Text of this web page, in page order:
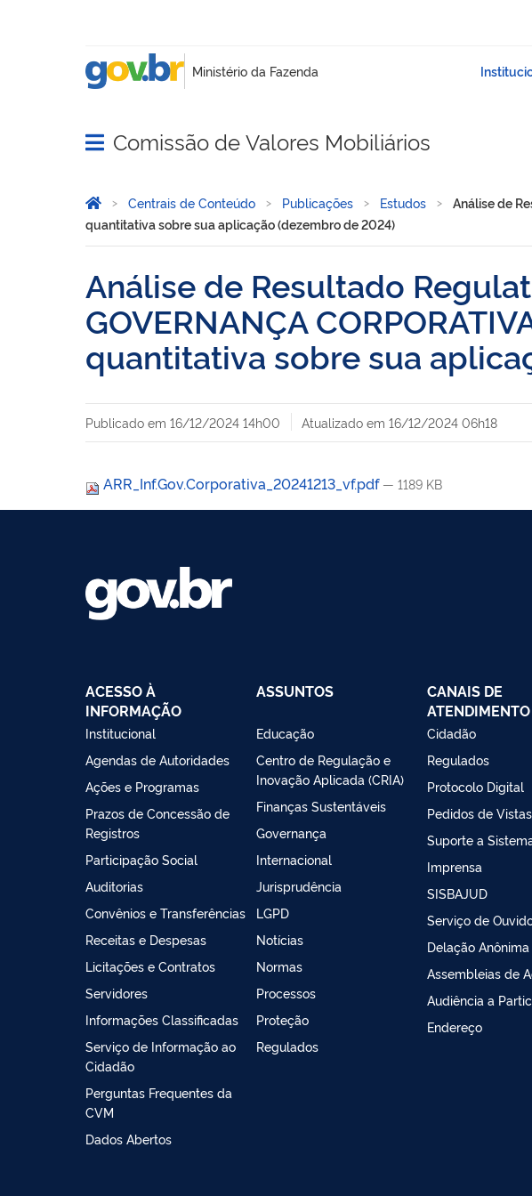
Abrir menu principal de navegação
Comissão de Valores Mobiliários
Você está aqui:
Página Inicial
Centrais de Conteúdo Publicações Estudos
Análise de
quantitativa sobre sua aplicação (dezembro de 2024)
Análise de Resultado
GOVERNANÇA
quantitativa sobre sua
Publicado em 16/12/2024 14h00 Atualizado em 16/12/2024 06h18
ARR_Inf.Gov.Corporativa_20241213_vf.pdf — 1189 KB
ACESSO À
INFORMAÇÃO
Institucional
Agendas de Autoridades
Ações e Programas
Prazos de Concessão de
Registros
Participação Social
Auditorias
Convênios e Transferências
Receitas e Despesas
Licitações e Contratos
Servidores
Informações Classificadas
Serviço de Informação ao
Cidadão
Perguntas Frequentes da
CVM
Dados Abertos
ASSUNTOS
Educação
Centro de Regulação e
Inovação Aplicada (CRIA)
Finanças Sustentáveis
Governança
Internacional
Jurisprudência
LGPD
Notícias
Normas
Processos
Proteção
Regulados
CANAIS DE
ATENDIMENTO
Cidadão
Regulados
Protocolo Digital
Pedidos de Vistas
Suporte a
Imprensa
SISBAJUD
Serviço de
Delação Anônima
Assembleias de
Audiência a
Endereço